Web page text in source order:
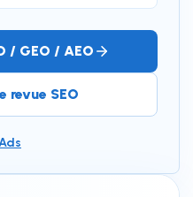
/ GEO / AEO
revue SEO